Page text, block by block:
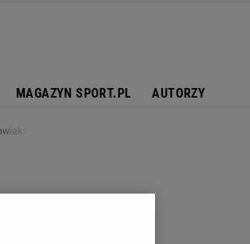
MAGAZYN SPORT.PL AUTORZY